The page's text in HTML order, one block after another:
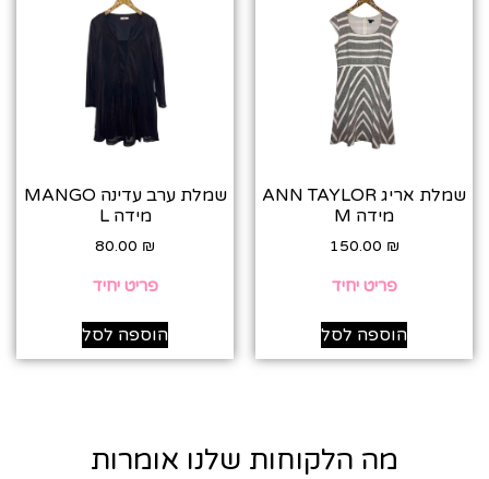
שמלת אריג ANN TAYLOR
מידה M
150.00 ₪
פריט יחיד
הוספה לסל
שמלת ערב עדינה MANGO
מידה L
80.00 ₪
פריט יחיד
הוספה לסל
מה הלקוחות שלנו אומרות